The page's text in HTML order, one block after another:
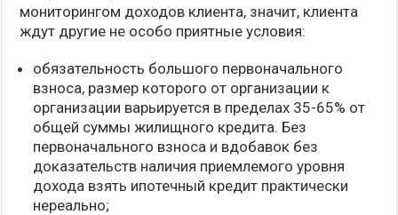
мониторингом доходов клиента, значит, клиента
ждут другие не особо приятные условия:
обязательность большого первоначального
взноса, размер которого от организации к
организации варьируется в пределах 35-65% от
общей суммы жилищного кредита. Без
первоначального взноса и вдобавок без
доказательств наличия приемлемого уровня
дохода взять ипотечный кредит практически
нереально;